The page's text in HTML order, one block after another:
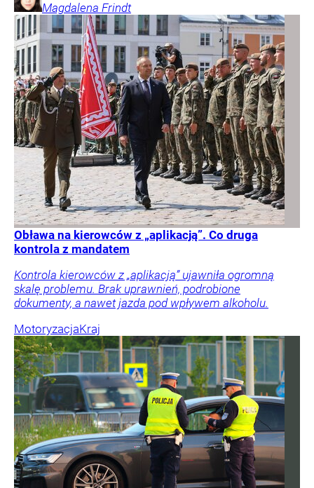
Magdalena Frindt
Obława na kierowców z „aplikacją”. Co druga
kontrola z mandatem
Kontrola kierowców z „aplikacją” ujawniła ogromną
skalę problemu. Brak uprawnień, podrobione
dokumenty, a nawet jazda pod wpływem alkoholu.
MotoryzacjaKraj